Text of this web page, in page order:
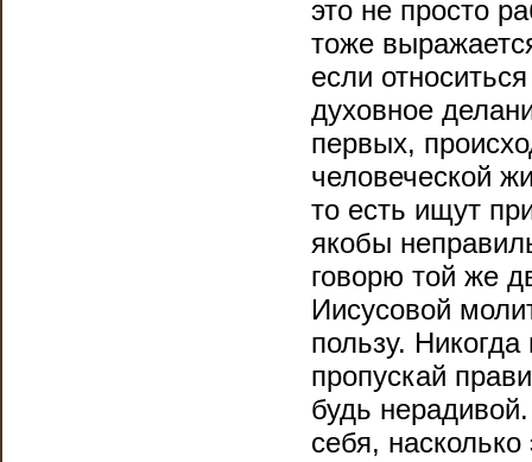
это не просто
тоже
если
духовное
первых,
человеческой
то есть ищут
якобы
говорю той же
Иисусовой
пользу.
пропускай
будь
себя,